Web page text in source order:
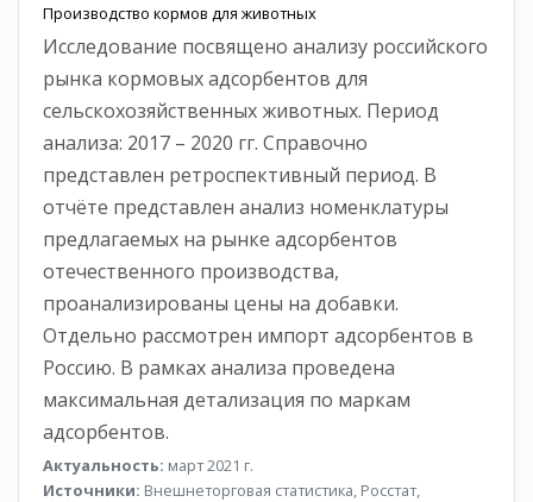
Производство кормов для животных
Исследование посвящено анализу российского
рынка кормовых адсорбентов для
сельскохозяйственных животных. Период
анализа: 2017 – 2020 гг. Справочно
представлен ретроспективный период. В
отчёте представлен анализ номенклатуры
предлагаемых на рынке адсорбентов
отечественного производства,
проанализированы цены на добавки.
Отдельно рассмотрен импорт адсорбентов в
Россию. В рамках анализа проведена
максимальная детализация по маркам
адсорбентов.
Актуальность: март 2021 г.
Источники: Внешнеторговая статистика, Росстат,